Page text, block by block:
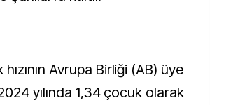
Avrupa Birliği (AB) üye
yılında 1,34 çocuk olarak